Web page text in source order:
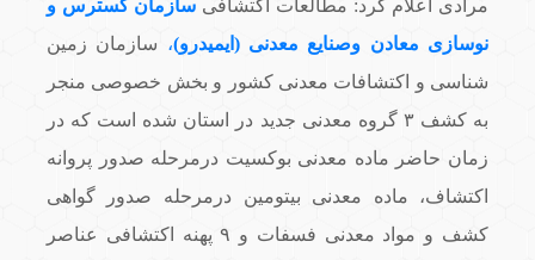
مرادی اعلام کرد: مطالعات اکتشافی سازمان گسترس و
نوسازی معادن وصنایع معدنی (ایمیدرو)، سازمان زمین
شناسی و اکتشافات معدنی کشور و بخش خصوصی منجر
به کشف ۳ گروه معدنی جدید در استان شده است که در
زمان حاضر ماده معدنی بوکسیت درمرحله صدور پروانه
اکتشاف، ماده معدنی بیتومین درمرحله صدور گواهی
کشف و مواد معدنی فسفات و ۹ پهنه اکتشافی عناصر